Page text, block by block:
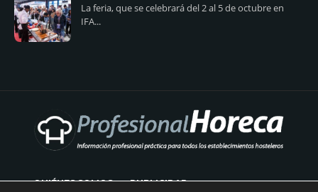
La feria, que se celebrará del 2 al 5 de octubre en
IFA...
QUIÉNES SOMOS PUBLICIDAD